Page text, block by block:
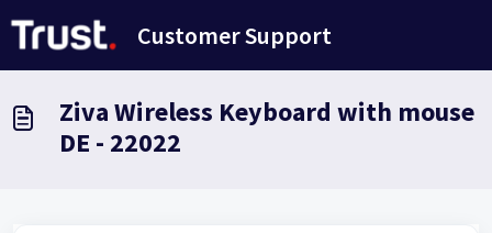
Customer Support
Ziva Wireless Keyboard with mouse
DE - 22022